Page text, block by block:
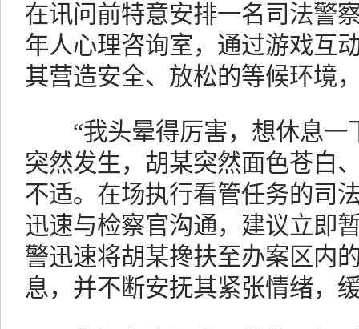
在讯问前特意安排一名司法警
年人心理咨询室，通过游戏互
其营造安全、放松的等候环境
“我头晕得厉害，想休息一
突然发生，胡某突然面色苍白
不适。在场执行看管任务的司
迅速与检察官沟通，建议立即
警迅速将胡某搀扶至办案区内
息，并不断安抚其紧张情绪，